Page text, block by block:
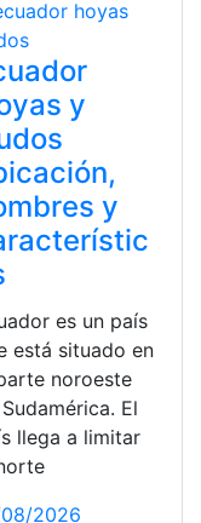
y
y
es un país
está situado en
noroeste
El
llega a limitar
2026